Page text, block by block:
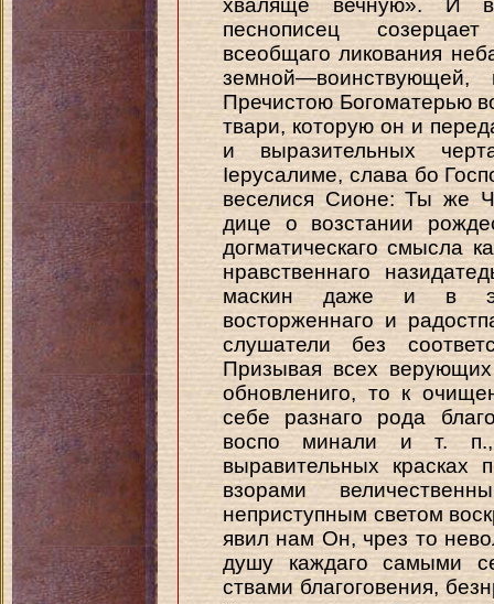
хваляще вечную». И
песнописец
всеобщаго ликования
Пречистою Богоматерью
твари, которую он и
и выразительных
Іерусалиме, слава бо
веселися Сионе: Ты же
дице о возстании
догматическаго смысла
нравственнаго
маскин даже и в
восторженнаго и
слушатели без
Призывая всех
обновлениго, то к
себе разнаго рода
воспо минали и т.
выравительных красках
взорами
неприступным светом
явил нам Он, чрез то
душу каждаго самыми
ствами благоговения,